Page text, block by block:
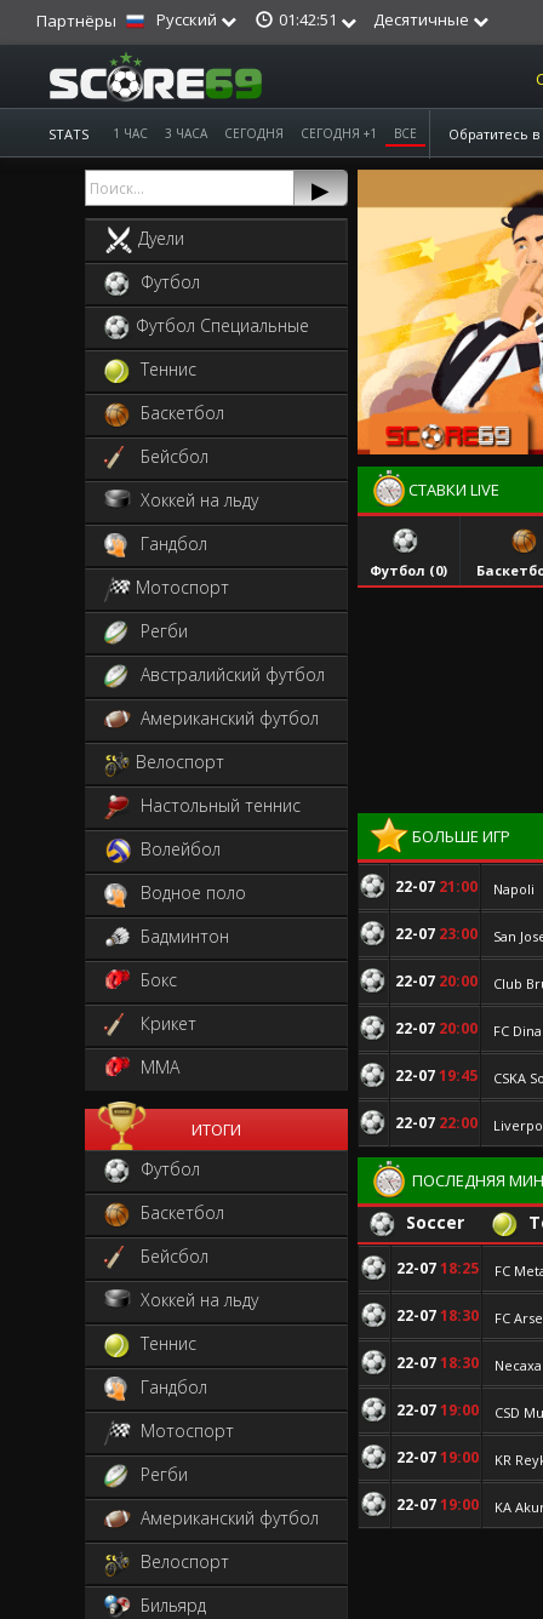
Партнёры Pусский 01:42:51 Десятичные
STATS 1 ЧАС 3 ЧАСА СЕГОДНЯ СЕГОДНЯ +1 ВСЕ Обратитесь
▸
Дуели
Футбол
Футбол Специальные
Теннис
Баскетбол
Бейсбол
Хоккей на льду
Гандбол
Мотоспорт
Регби
Австралийский футбол
Американский футбол
Велоспорт
Настольный теннис
Волейбол
Водное поло
Бадминтон
Бокс
Крикет
MMA
ИТОГИ
Футбол
Баскетбол
Бейсбол
Хоккей на льду
Теннис
Гандбол
Мотоспорт
Регби
Американский футбол
Велоспорт
Бильярд
СТАВКИ LIVE
Футбол (0)
БОЛЬШЕ ИГР
22-07 21:00 Napoli
22-07 23:00 San
22-07 20:00 Club
22-07 20:00 FC
22-0719:45 CSKA
22-07 22:00
ПОСЛЕДНЯЯ
Soccer
22-0718:25 FC
22-0718:30 FC
22-0718:30 Necaxa
22-0719:00 CSD
22-0719:00 KR
22-0719:00 KA